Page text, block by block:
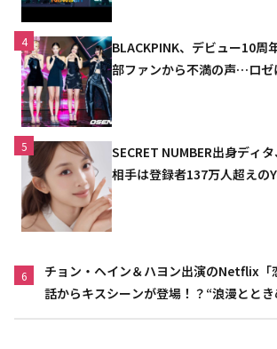
4
BLACKPINK、デビュー10周
部ファンから不満の声…ロゼ
5
SECRET NUMBER出身ディ
相手は登録者137万人超えの
6
チョン・ヘイン＆ハヨン出演のNetflix「
話からキスシーンが登場！？“浪漫とと